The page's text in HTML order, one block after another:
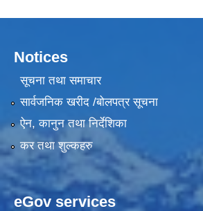
Notices
सूचना तथा समाचार
सार्वजनिक खरीद /बोलपत्र सूचना
ऐन, कानुन तथा निर्देशिका
कर तथा शुल्कहरु
eGov services